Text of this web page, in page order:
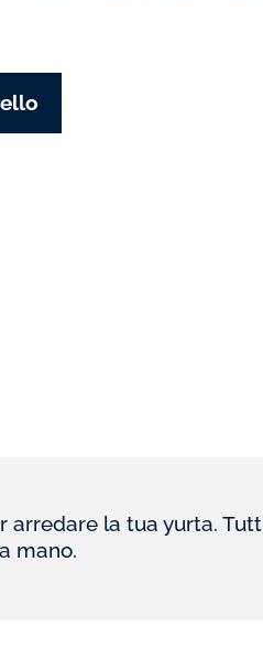
la tua yurta.
mano.